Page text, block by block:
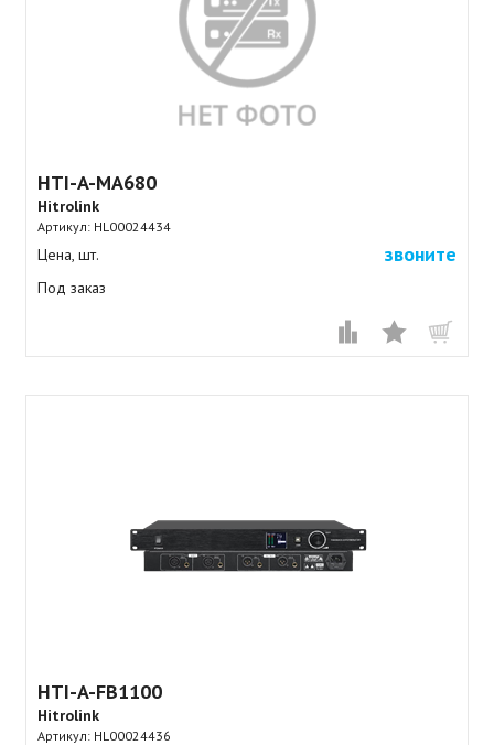
HTI-A-MA680
Hitrolink
Артикул: HL00024434
Цена, шт. звоните
Под заказ
HTI-A-FB1100
Hitrolink
Артикул: HL00024436